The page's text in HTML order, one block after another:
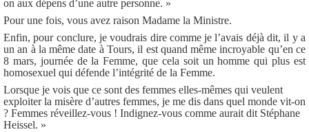
on aux dépens d’une autre personne. »
Pour une fois, vous avez raison Madame la Ministre.
Enfin, pour conclure, je voudrais dire comme je l’avais déjà dit, il y a
un an à la même date à Tours, il est quand même incroyable qu’en ce
8 mars, journée de la Femme, que cela soit un homme qui plus est
homosexuel qui défende l’intégrité de la Femme.
Lorsque je vois que ce sont des femmes elles-mêmes qui veulent
exploiter la misère d’autres femmes, je me dis dans quel monde vit-on
? Femmes réveillez-vous ! Indignez-vous comme aurait dit Stéphane
Heissel. »